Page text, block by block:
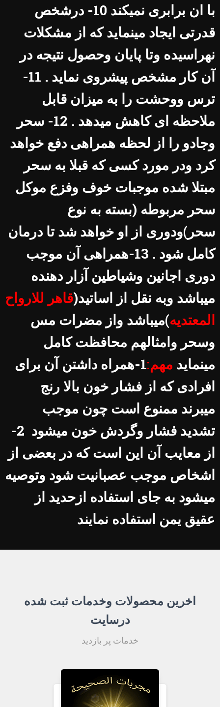
با ان برابری نمیکند 10- درشخص
قدرتی ایجاد مینماید که از مشکلات
نهراسیده وتا پایان وحصول نتیجه در
آن کار مشخص پیشروی نماید . 11-
ترس ووحشت را به میزان قابل
ملاحظه ای کاهش میدهد . 12- سحر
وجادو را از لحظه همراهی دفع خواهد
کرد ودر مورد کسی که قبلا به سحر
مبتلا شده موجبات خوف وفزع موکل
سحر مربوطه (بسته به نوع
سحر)ودوری از او خواهد شد تا درمان
کامل شود . 13-همراهی آن موجب
دوری اجانین وشیاطین آزار دهنده
میباشد وبه نقل از اساتید(قاهر للارواح
المعتدیه)میباشد واز مضرات مس
وسحر وامثالهم محافظت کامل
مینماید مهم: 1-همراه داشتن آن برای
افرادی که از فشار خون بالا رنج
میبرند ممنوع است چون موجب
تشدید فشار وگردش خون میشود 2-
از معایب آن این است که در بعضی از
اشخاص موجب عصبانیت شود وتوصیه
میشود به جای استفاده ازحدید از
عقیق یمن استفاده نمایند
اخرین محصولات وخدمات ثبت شده
درسایت
خدمات پر بازدید